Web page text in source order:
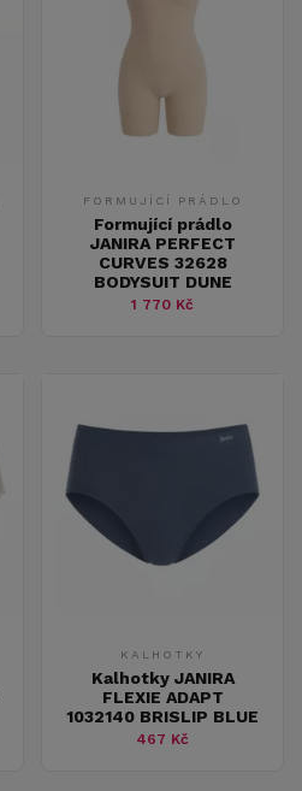
FORMUJÍCÍ PRÁDLO
Formující prádlo
JANIRA PERFECT
CURVES 32628
BODYSUIT DUNE
1 770 Kč
KALHOTKY
Kalhotky JANIRA
FLEXIE ADAPT
1032140 BRISLIP BLUE
467 Kč